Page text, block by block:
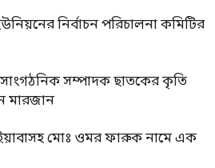
নির্বাচন পরিচালনা কমিটির
সম্পাদক ছাতকের কৃতি
মারজান
মোঃ ওমর ফারুক নামে এক